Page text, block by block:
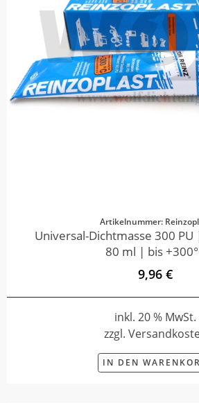
Artikelnummer:
Universal-Dichtmasse 300
80 ml | bis
9,96 €
inkl. 20 % MwSt.
zzgl.
IN DEN